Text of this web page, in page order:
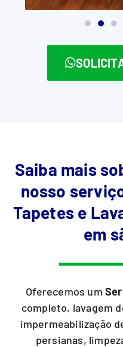
Saiba mais
nosso
Tapetes e
em
Oferecemos um
completo, lavagem
impermeabilização
persianas,